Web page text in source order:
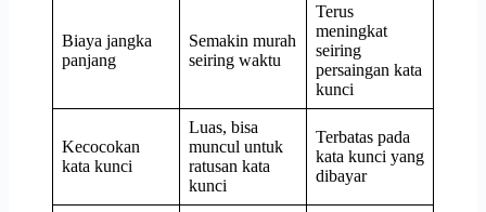
Biaya jangka
panjang
Semakin murah
seiring waktu
Terus
meningkat
seiring
persaingan kata
kunci
Kecocokan
kata kunci
Luas, bisa
muncul untuk
ratusan kata
kunci
Terbatas pada
kata kunci yang
dibayar